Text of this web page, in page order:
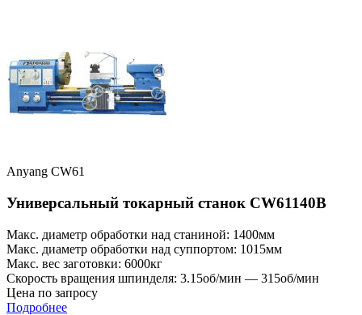
Anyang CW61
Универсальный токарный станок CW61140B
Макс. диаметр обработки над станиной: 1400мм
Макс. диаметр обработки над суппортом: 1015мм
Макс. вес заготовки: 6000кг
Скорость вращения шпинделя: 3.15об/мин — 315об/мин
Цена по запросу
Подробнее